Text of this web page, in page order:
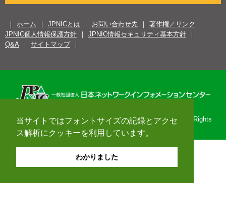
当サイトではフォントサイズの記録とアクセ
ス解析にクッキーを利用しています。
わかりました
ホーム JPNICとは お問い合わせ先
著作権／リンク
JPNIC個人情報保護方針
JPNIC情報セキュリティ基本方針
Q&A
サイトマップ
Copyright© 1996-2026 Japan Network Information Center. All Rights
Reserved.